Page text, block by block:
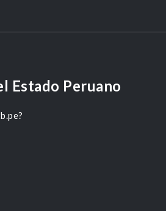
Estado Peruano